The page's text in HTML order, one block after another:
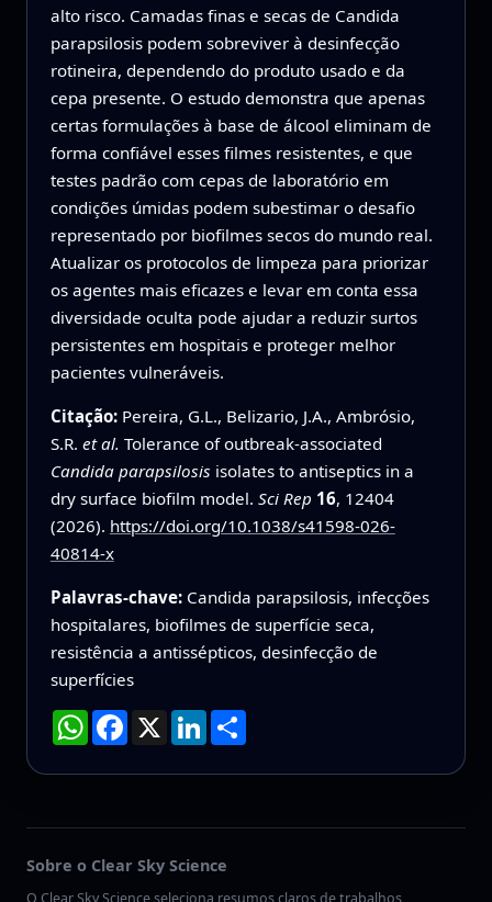
alto risco. Camadas finas e secas de Candida
parapsilosis podem sobreviver à desinfecção
rotineira, dependendo do produto usado e da
cepa presente. O estudo demonstra que apenas
certas formulações à base de álcool eliminam de
forma confiável esses filmes resistentes, e que
testes padrão com cepas de laboratório em
condições úmidas podem subestimar o desafio
representado por biofilmes secos do mundo real.
Atualizar os protocolos de limpeza para priorizar
os agentes mais eficazes e levar em conta essa
diversidade oculta pode ajudar a reduzir surtos
persistentes em hospitais e proteger melhor
pacientes vulneráveis.
Citação: Pereira, G.L., Belizario, J.A., Ambrósio,
S.R. et al. Tolerance of outbreak-associated
Candida parapsilosis isolates to antiseptics in a
dry surface biofilm model. Sci Rep 16, 12404
(2026). https://doi.org/10.1038/s41598-026-
40814-x
Palavras-chave: Candida parapsilosis, infecções
hospitalares, biofilmes de superfície seca,
resistência a antissépticos, desinfecção de
superfícies
WhatsApp
Facebook
X LinkedInCompartilhar
Sobre o Clear Sky Science